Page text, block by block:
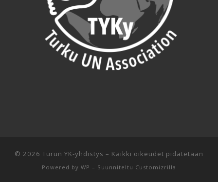
© 2026 Turun YK-yhdistys – Kaikki oikeudet pidätetään
Powered by WP – Suunniteltu Customizrilla